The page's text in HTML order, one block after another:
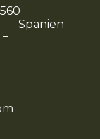
–
Spanien